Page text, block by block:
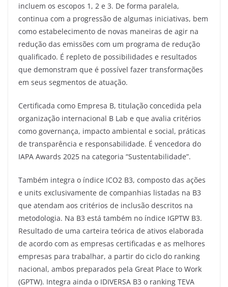
incluem os escopos 1, 2 e 3. De forma paralela,
continua com a progressão de algumas iniciativas, bem
como estabelecimento de novas maneiras de agir na
redução das emissões com um programa de redução
qualificado. É repleto de possibilidades e resultados
que demonstram que é possível fazer transformações
em seus segmentos de atuação.
Certificada como Empresa B, titulação concedida pela
organização internacional B Lab e que avalia critérios
como governança, impacto ambiental e social, práticas
de transparência e responsabilidade. É vencedora do
IAPA Awards 2025 na categoria “Sustentabilidade”.
Também integra o índice ICO2 B3, composto das ações
e units exclusivamente de companhias listadas na B3
que atendam aos critérios de inclusão descritos na
metodologia. Na B3 está também no índice IGPTW B3.
Resultado de uma carteira teórica de ativos elaborada
de acordo com as empresas certificadas e as melhores
empresas para trabalhar, a partir do ciclo do ranking
nacional, ambos preparados pela Great Place to Work
(GPTW). Integra ainda o IDIVERSA B3 o ranking TEVA